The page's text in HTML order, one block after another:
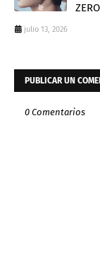
julio 13, 2026
PUBLICAR UN
0 Comentarios